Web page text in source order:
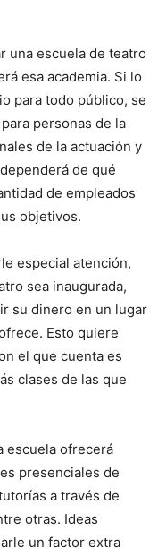
una escuela de teatro
esa academia. Si lo
para todo público, se
personas de la
de la actuación y
de qué
de empleados
objetivos.
especial atención,
sea inaugurada,
su dinero en un lugar
Esto quiere
el que cuenta es
clases de las que
escuela ofrecerá
presenciales de
a través de
otras. Ideas
un factor extra